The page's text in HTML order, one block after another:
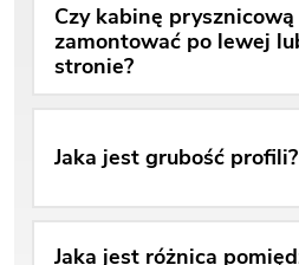
Czy kabinę prysznicową
zamontować po lewej
stronie?
Jaka jest grubość profili?
Jaka jest różnica